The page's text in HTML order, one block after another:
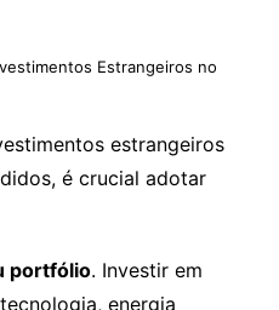
Estrangeiros no
estrangeiros
é crucial adotar
portfólio. Investir em
energia